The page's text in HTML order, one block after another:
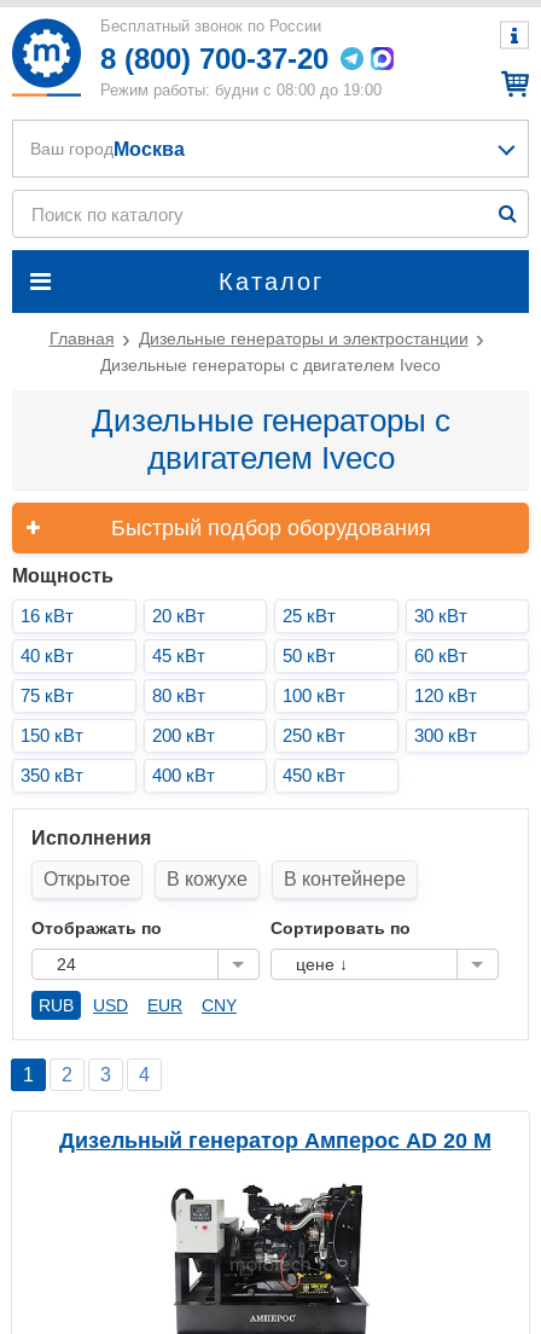
Бесплатный звонок по России
8 (800) 700-37-20
Режим работы: будни с 08:00 до 19:00
Каталог
Ваш город Москва
Главная
Дизельные генераторы и электростанции
Дизельные генераторы с двигателем Iveco
Дизельные генераторы с
двигателем Iveco
Быстрый подбор оборудования
Мощность
16 кВт
20 кВт 25 кВт
30 кВт
40 кВт
45 кВт 50 кВт
60 кВт
75 кВт
80 кВт 100 кВт
120 кВт
150 кВт
200 кВт 250 кВт
300 кВт
350 кВт
400 кВт 450 кВт
Исполнения
Открытое
В кожухе В контейнере
Отображать по
24
Сортировать по
цене ↓
RUB USD EUR CNY
1 2 3 4
Дизельный генератор Амперос AD 20 M